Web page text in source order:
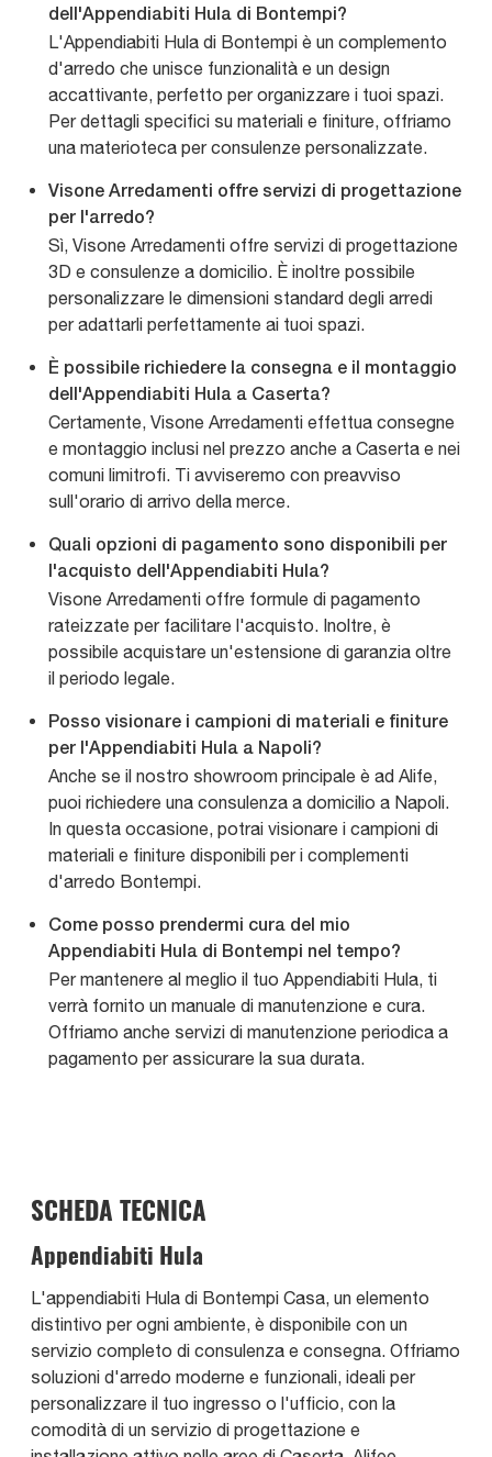
dell'Appendiabiti Hula di Bontempi?
L'Appendiabiti Hula di Bontempi è un complemento
d'arredo che unisce funzionalità e un design
accattivante, perfetto per organizzare i tuoi spazi.
Per dettagli specifici su materiali e finiture, offriamo
una materioteca per consulenze personalizzate.
Visone Arredamenti offre servizi di progettazione
per l'arredo?
Sì, Visone Arredamenti offre servizi di progettazione
3D e consulenze a domicilio. È inoltre possibile
personalizzare le dimensioni standard degli arredi
per adattarli perfettamente ai tuoi spazi.
È possibile richiedere la consegna e il montaggio
dell'Appendiabiti Hula a Caserta?
Certamente, Visone Arredamenti effettua consegne
e montaggio inclusi nel prezzo anche a Caserta e nei
comuni limitrofi. Ti avviseremo con preavviso
sull'orario di arrivo della merce.
Quali opzioni di pagamento sono disponibili per
l'acquisto dell'Appendiabiti Hula?
Visone Arredamenti offre formule di pagamento
rateizzate per facilitare l'acquisto. Inoltre, è
possibile acquistare un'estensione di garanzia oltre
il periodo legale.
Posso visionare i campioni di materiali e finiture
per l'Appendiabiti Hula a Napoli?
Anche se il nostro showroom principale è ad Alife,
puoi richiedere una consulenza a domicilio a Napoli.
In questa occasione, potrai visionare i campioni di
materiali e finiture disponibili per i complementi
d'arredo Bontempi.
Come posso prendermi cura del mio
Appendiabiti Hula di Bontempi nel tempo?
Per mantenere al meglio il tuo Appendiabiti Hula, ti
verrà fornito un manuale di manutenzione e cura.
Offriamo anche servizi di manutenzione periodica a
pagamento per assicurare la sua durata.
SCHEDA TECNICA
Appendiabiti Hula
L'appendiabiti Hula di Bontempi Casa, un elemento
distintivo per ogni ambiente, è disponibile con un
servizio completo di consulenza e consegna. Offriamo
soluzioni d'arredo moderne e funzionali, ideali per
personalizzare il tuo ingresso o l'ufficio, con la
comodità di un servizio di progettazione e